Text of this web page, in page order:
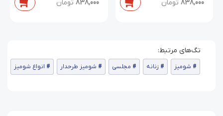
838,000 تومان 838,000 تومان
شومیز زنانه مجلسی شومیز طرحدار انواع شومیز